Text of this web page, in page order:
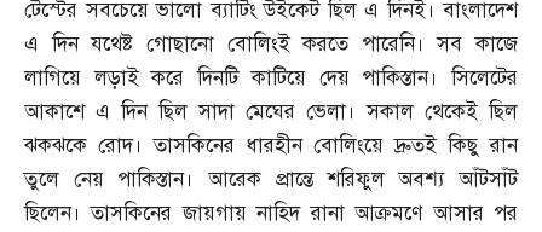
টেস্টের সবচেয়ে ভালো ব্যাটিং উইকেট ছিল এ দিনই। বাংলাদেশ
এ দিন যথেষ্ট গোছানো বোলিংই করতে পারেনি। সব কাজে
লাগিয়ে লড়াই করে দিনটি কাটিয়ে দেয় পাকিস্তান। সিলেটের
আকাশে এ দিন ছিল সাদা মেঘের ভেলা। সকাল থেকেই ছিল
ঝকঝকে রোদ। তাসকিনের ধারহীন বোলিংয়ে দ্রুতই কিছু রান
তুলে নেয় পাকিস্তান। আরেক প্রান্তে শরিফুল অবশ্য আঁটসাঁট
ছিলেন। তাসকিনের জায়গায় নাহিদ রানা আক্রমণে আসার পর